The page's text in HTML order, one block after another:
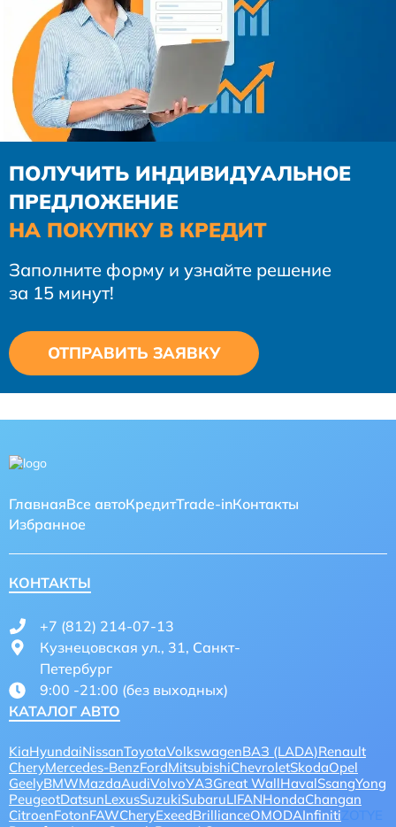
ПОЛУЧИТЬ ИНДИВИДУАЛЬНОЕ
ПРЕДЛОЖЕНИЕ
НА ПОКУПКУ В КРЕДИТ
Заполните форму и узнайте решение
за 15 минут!
ОТПРАВИТЬ ЗАЯВКУ
ГлавнаяВсе автоКредитTrade-inКонтакты
Избранное
КАТАЛОГ АВТО
KiaHyundaiNissanToyotaVolkswagenВАЗ (LADA)Renault
CheryMercedes-BenzFordMitsubishiChevroletSkodaOpel
GeelyBMWMazdaAudiVolvoУАЗGreat WallHavalSsangYong
PeugeotDatsunLexusSuzukiSubaruLIFANHondaChangan
CitroenFotonFAWCheryExeedBrillianceOMODAInfiniti
КОНТАКТЫ
+7 (812) 214-07-13
Кузнецовская ул., 31, Санкт-
Петербург
9:00 -21:00 (без выходных)